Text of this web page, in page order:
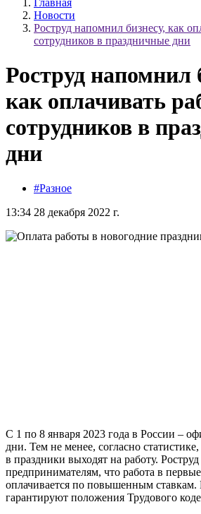
Главная
Новости
Роструд напомнил бизнесу, как
сотрудников в праздничные дни
Роструд напомнил
как оплачивать
сотрудников в
дни
#Разное
13:34 28 декабря 2022 г.
С 1 по 8 января 2023 года в России –
дни. Тем не менее, согласно
в праздники выходят на работу.
предпринимателям, что работа в
оплачивается по повышенным
гарантируют положения Трудового